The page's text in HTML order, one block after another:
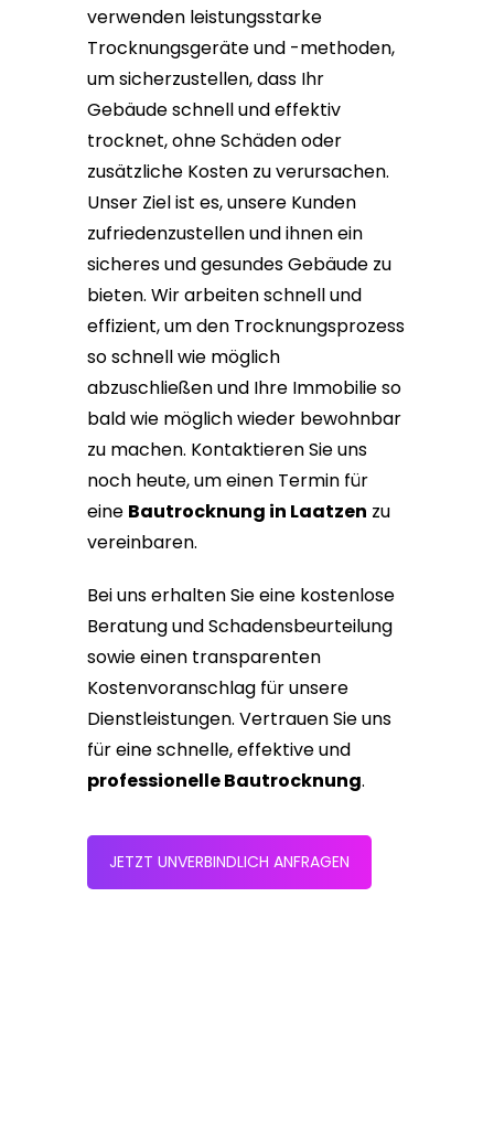
verwenden leistungsstarke
Trocknungsgeräte und -methoden,
um sicherzustellen, dass Ihr
Gebäude schnell und effektiv
trocknet, ohne Schäden oder
zusätzliche Kosten zu verursachen.
Unser Ziel ist es, unsere Kunden
zufriedenzustellen und ihnen ein
sicheres und gesundes Gebäude zu
bieten. Wir arbeiten schnell und
effizient, um den Trocknungsprozess
so schnell wie möglich
abzuschließen und Ihre Immobilie so
bald wie möglich wieder bewohnbar
zu machen. Kontaktieren Sie uns
noch heute, um einen Termin für
eine Bautrocknung in Laatzen zu
vereinbaren.
Bei uns erhalten Sie eine kostenlose
Beratung und Schadensbeurteilung
sowie einen transparenten
Kostenvoranschlag für unsere
Dienstleistungen. Vertrauen Sie uns
für eine schnelle, effektive und
professionelle Bautrocknung.
JETZT UNVERBINDLICH ANFRAGEN